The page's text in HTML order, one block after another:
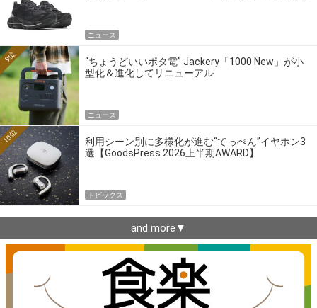
ニュース
“ちょうどいいポタ電” Jackery「1000 New」が小
型化＆進化してリニューアル
9位
ニュース
利用シーン別に多様化が進む“てっぺん”イヤホン3
選【GoodsPress 2026上半期AWARD】
10位
トピックス
and more▼